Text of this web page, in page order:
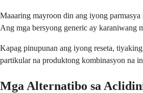
Maaaring mayroon din ang iyong
Ang mga bersyong generic ay karaniwang
Kapag pinupunan ang iyong reseta,
partikular na produktong kombinasyon na
Mga Alternatibo sa